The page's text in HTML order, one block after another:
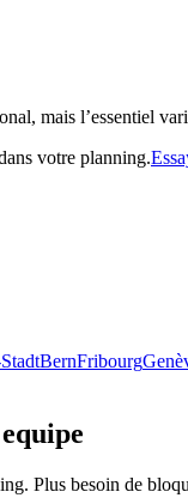
mais l’essentiel
votre planning.
BernFribourg
Plus besoin de